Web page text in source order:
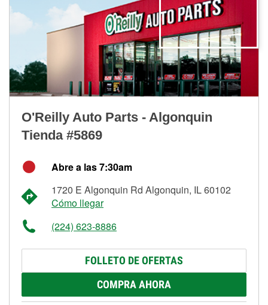
O'Reilly Auto Parts - Algonquin
Tienda #5869
Abre a las 7:30am
1720 E Algonquin Rd Algonquin, IL 60102
Cómo llegar
(224) 623-8886
FOLLETO DE OFERTAS
COMPRA AHORA